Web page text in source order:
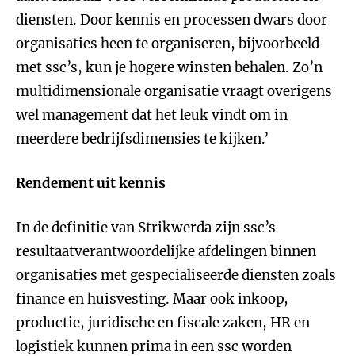
diensten. Door kennis en processen dwars door
organisaties heen te organiseren, bijvoorbeeld
met ssc’s, kun je hogere winsten behalen. Zo’n
multidimensionale organisatie vraagt overigens
wel management dat het leuk vindt om in
meerdere bedrijfsdimensies te kijken.’
Rendement uit kennis
In de definitie van Strikwerda zijn ssc’s
resultaatverantwoordelijke afdelingen binnen
organisaties met gespecialiseerde diensten zoals
finance en huisvesting. Maar ook inkoop,
productie, juridische en fiscale zaken, HR en
logistiek kunnen prima in een ssc worden